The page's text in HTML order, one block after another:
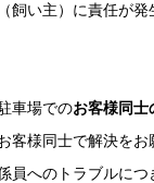
飼い主）に責任が
車場でのお客様同士
客様同士で解決を
員へのトラブルに